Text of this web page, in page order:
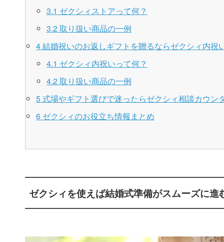
3.1 ゼクシィストアって何？
3.2取り扱い商品の一例
4結婚祝いのお返しギフトを贈るならゼクシィ内祝
4.1 ゼクシィ内祝いって何？
4.2取り扱い商品の一例
5式場やギフト選びで迷ったらゼクシィ相談カウン
6ゼクシィのお役立ち情報まとめ
ゼクシィを使えば結婚式準備がスムーズに進